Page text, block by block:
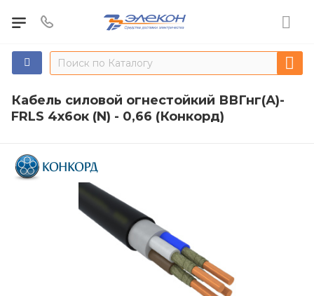
Кабель силовой огнестойкий ВВГнг(А)-
FRLS 4х6ок (N) - 0,66 (Конкорд)